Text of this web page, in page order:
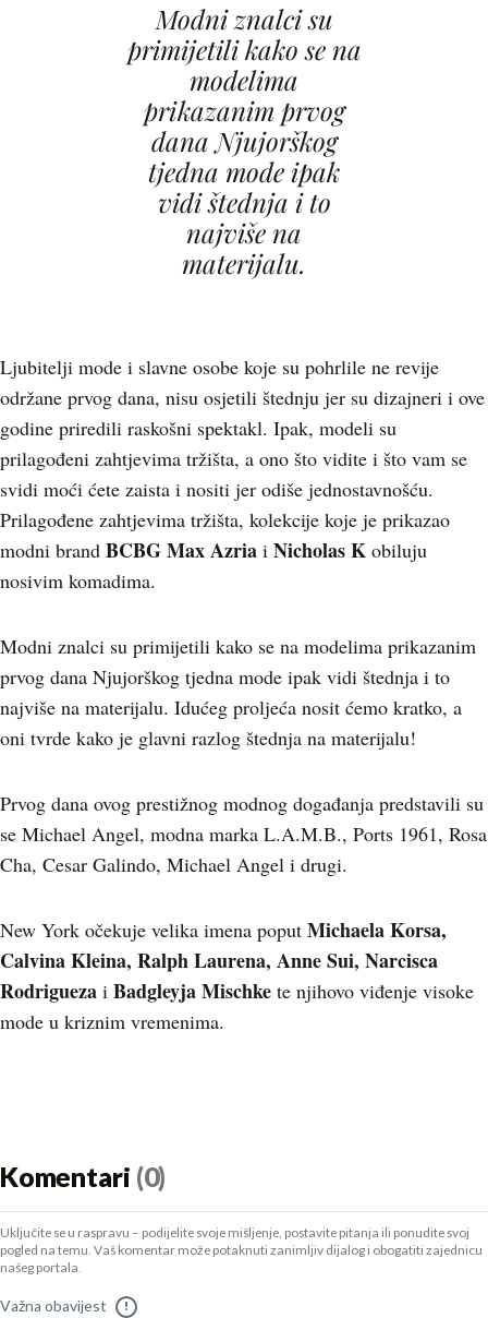
Modni znalci su
primijetili kako se na
modelima
prikazanim prvog
dana Njujorškog
tjedna mode ipak
vidi štednja i to
najviše na
materijalu.
Ljubitelji mode i slavne osobe koje su pohrlile ne revije
održane prvog dana, nisu osjetili štednju jer su dizajneri i ove
godine priredili raskošni spektakl. Ipak, modeli su
prilagođeni zahtjevima tržišta, a ono što vidite i što vam se
svidi moći ćete zaista i nositi jer odiše jednostavnošću.
Prilagođene zahtjevima tržišta, kolekcije koje je prikazao
modni brand BCBG Max Azria i Nicholas K obiluju
nosivim komadima.
Modni znalci su primijetili kako se na modelima prikazanim
prvog dana Njujorškog tjedna mode ipak vidi štednja i to
najviše na materijalu. Idućeg proljeća nosit ćemo kratko, a
oni tvrde kako je glavni razlog štednja na materijalu!
Prvog dana ovog prestižnog modnog događanja predstavili su
se Michael Angel, modna marka L.A.M.B., Ports 1961, Rosa
Cha, Cesar Galindo, Michael Angel i drugi.
New York očekuje velika imena poput Michaela Korsa,
Calvina Kleina, Ralph Laurena, Anne Sui, Narcisca
Rodrigueza i Badgleyja Mischke te njihovo viđenje visoke
mode u kriznim vremenima.
Komentari (0)
Uključite se u raspravu – podijelite svoje mišljenje, postavite pitanja ili ponudite svoj
pogled na temu. Vaš komentar može potaknuti zanimljiv dijalog i obogatiti zajednicu
našeg portala.
Važna obavijest !